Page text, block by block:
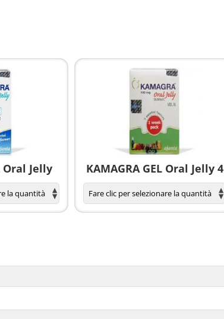
Oral Jelly KAMAGRA GEL Oral Jelly 4